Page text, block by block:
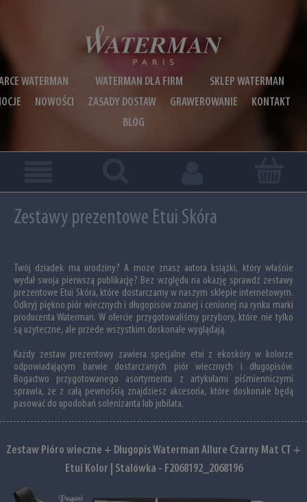
WATERMAN WATERMAN DLA FIRM
SKLEP WATERMAN
NOWOŚCI ZASADY DOSTAW GRAWEROWANIE
KONTAKT
BLOG
Zestawy prezentowe Etui Skóra
Twój dziadek ma urodziny? A może znasz autora książki, który właśnie
wydał swoja pierwszą publikację? Bez względu na okazję sprawdź zestawy
prezentowe Etui Skóra, które dostarczamy w naszym sklepie internetowym.
Odkryj piękno piór wiecznych i długopisów znanej i cenionej na rynku marki
producenta Waterman. W ofercie przygotowaliśmy przybory, które nie tylko
są użyteczne, ale przede wszystkim doskonale wyglądają.
Każdy zestaw prezentowy zawiera specjalne etui z ekoskóry w kolorze
odpowiadającym barwie dostarczanych piór wiecznych i długopisów.
Bogactwo przygotowanego asortymentu z artykułami piśmienniczymi
sprawia, że z całą pewnością znajdziesz akcesoria, które doskonale będą
pasować do upodobań solenizanta lub jubilata.
Zestaw Pióro wieczne + Długopis Waterman Allure Czarny Mat CT +
Etui Kolor | Stalówka - F2068192_2068196